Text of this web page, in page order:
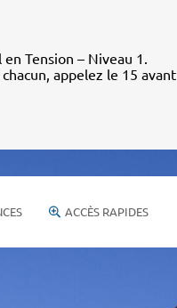
Tension – Niveau 1.
appelez le 15 avant
ACCÈS RAPIDES